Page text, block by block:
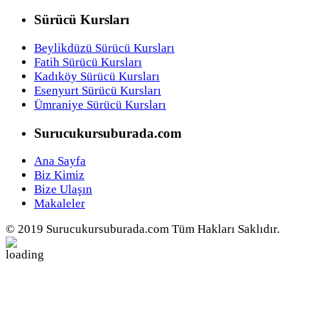
Sürücü Kursları
Beylikdüzü Sürücü Kursları
Fatih Sürücü Kursları
Kadıköy Sürücü Kursları
Esenyurt Sürücü Kursları
Ümraniye Sürücü Kursları
Surucukursuburada.com
Ana Sayfa
Biz Kimiz
Bize Ulaşın
Makaleler
© 2019 Surucukursuburada.com Tüm Hakları Saklıdır.